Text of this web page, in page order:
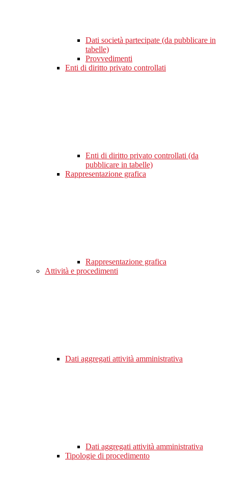
Dati società partecipate (da pubblicare in
tabelle)
Provvedimenti
Enti di diritto privato controllati
Enti di diritto privato controllati (da
pubblicare in tabelle)
Rappresentazione grafica
Rappresentazione grafica
Attività e procedimenti
Dati aggregati attività amministrativa
Dati aggregati attività amministrativa
Tipologie di procedimento